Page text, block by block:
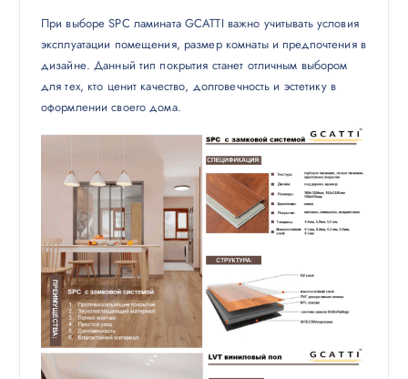
При выборе SPC ламината GCATTI важно учитывать условия
эксплуатации помещения, размер комнаты и предпочтения в
дизайне. Данный тип покрытия станет отличным выбором
для тех, кто ценит качество, долговечность и эстетику в
оформлении своего дома.